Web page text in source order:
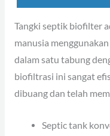
Tangki septik biofilter
manusia
dalam satu tabung
biofiltrasi ini sangat
dibuang dan telah
Septic tank